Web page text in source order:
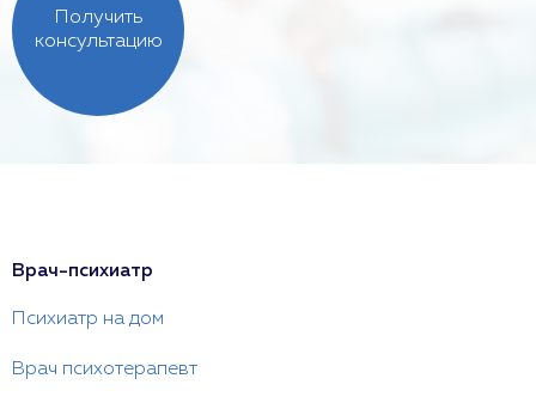
Получить
консультацию
Врач-психиатр
Психиатр на дом
Врач психотерапевт